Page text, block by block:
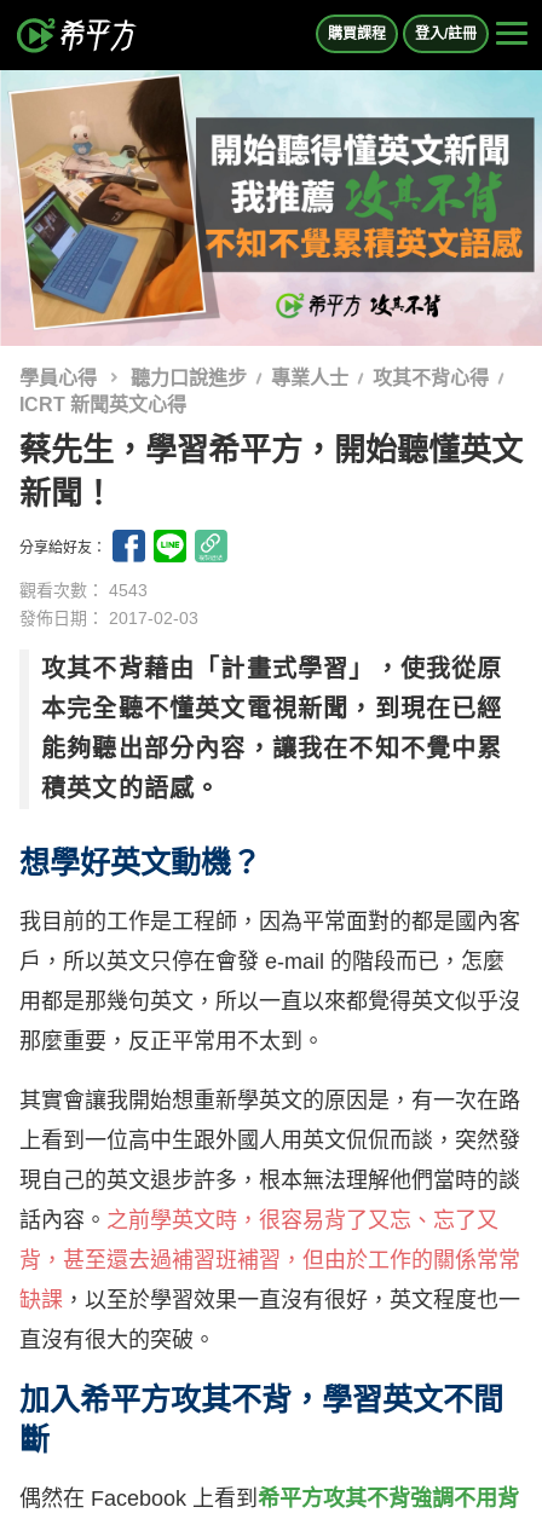
購買課程 登入/註冊
學員心得 聽力口說進步 專業人士
攻其不背心得
ICRT 新聞英文心得
蔡先生，學習希平方，開始聽懂英文
新聞！
分享給好友：
觀看次數： 4543
發佈日期： 2017-02-03
攻其不背藉由「計畫式學習」，使我從原
本完全聽不懂英文電視新聞，到現在已經
能夠聽出部分內容，讓我在不知不覺中累
積英文的語感。
想學好英文動機？
我目前的工作是工程師，因為平常面對的都是國內客
戶，所以英文只停在會發 e-mail 的階段而已，怎麼
用都是那幾句英文，所以一直以來都覺得英文似乎沒
那麼重要，反正平常用不太到。
其實會讓我開始想重新學英文的原因是，有一次在路
上看到一位高中生跟外國人用英文侃侃而談，突然發
現自己的英文退步許多，根本無法理解他們當時的談
話內容。 之前學英文時，很容易背了又忘、忘了又
背，甚至還去過補習班補習，但由於工作的關係常常
缺課 ，以至於學習效果一直沒有很好，英文程度也一
直沒有很大的突破。
加入希平方攻其不背，學習英文不間
斷
偶然在 Facebook 上看到 希平方攻其不背強調不用背